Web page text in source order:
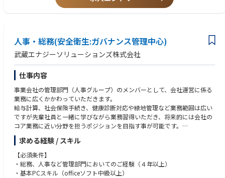
・防災体制整備
・共有インフラ（厚生）施設の管理・営繕
・工場／オフィス設備の保守・修繕対応
・ISO14001など事務局業務・外部監査対応
◆ 健康経営
◆ 人事制度、勤怠管理、給与計算
・給与計算体制の管理運営
・社会保険手続き事務
・賃金規則、就業規則の改定と運営
◆採用業務
・採用施策検討提案
・工場見学案内対応
人事・総務(安全衛生:ガバナンス管理中心)
武蔵エナジーソリューションズ株式会社
仕事内容
事業会社の管理部門（人事グループ）のメンバーとして、会社運営に係る
業務に広くかかわっていただきます。
給与計算、社会保険手続き、健康診断対応や緑地管理など業務範囲は広い
ですが先輩社員と一緒に学びながら業務習得いただき、将来的には会社の
コア業務に近い分野を担うポジションを目指す事が可能です。
【業務の具体例】
・総務業務全般（社内安全/衛生/防災/環境）
求める経験 / スキル
【必須条件】
・総務、人事など管理部門においてのご経験（４年以上）
・基本PCスキル（officeソフト中級以上）